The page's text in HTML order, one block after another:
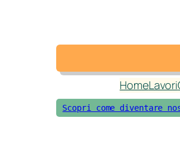
HomeLavori
Scopri come diventare